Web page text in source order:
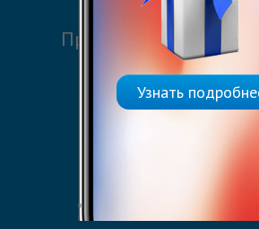
Узнать
Предварительная
Укажите устройство